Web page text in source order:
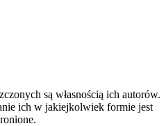
są własnością ich autorów.
ich w jakiejkolwiek formie jest